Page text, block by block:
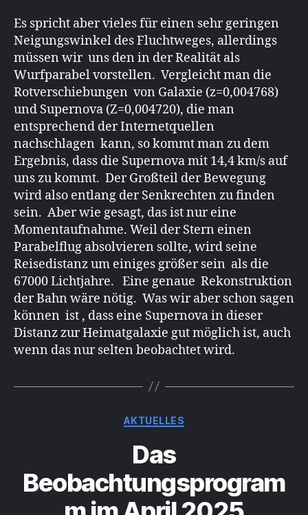
Es spricht aber vieles für einen sehr geringen
Neigungswinkel des Fluchtweges, allerdings
müssen wir uns den in der Realität als
Wurfparabel vorstellen. Vergleicht man die
Rotverschiebungen von Galaxie (z=0,004768)
und Supernova (Z=0,004720), die man
entsprechend der Internetquellen
nachschlagen kann, so kommt man zu dem
Ergebnis, dass die Supernova mit 14,4 km/s auf
uns zu kommt. Der Großteil der Bewegung
wird also entlang der Senkrechten zu finden
sein. Aber wie gesagt, das ist nur eine
Momentaufnahme. Weil der Stern einen
Parabelflug absolvieren sollte, wird seine
Reisedistanz um einiges größer sein als die
67000 Lichtjahre. Eine genaue Rekonstruktion
der Bahn wäre nötig. Was wir aber schon sagen
können ist , dass eine Supernova in dieser
Distanz zur Heimatgalaxie gut möglich ist, auch
wenn das nur selten beobachtet wird.
Kategorien
AKTUELLES
Das
Beobachtungsprogram